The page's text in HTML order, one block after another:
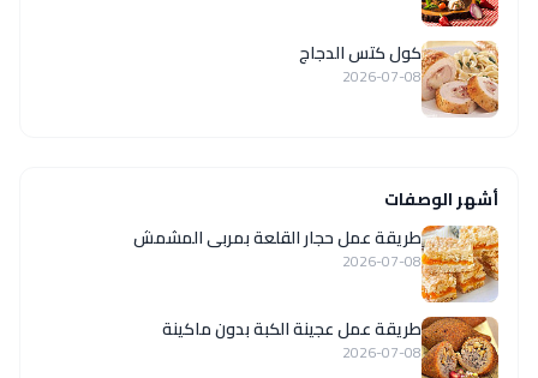
كول كتس الدجاج
2026-07-08
أشهر الوصفات
طريقة عمل حجار القلعة بمربى المشمش
2026-07-08
طريقة عمل عجينة الكبة بدون ماكينة
2026-07-08